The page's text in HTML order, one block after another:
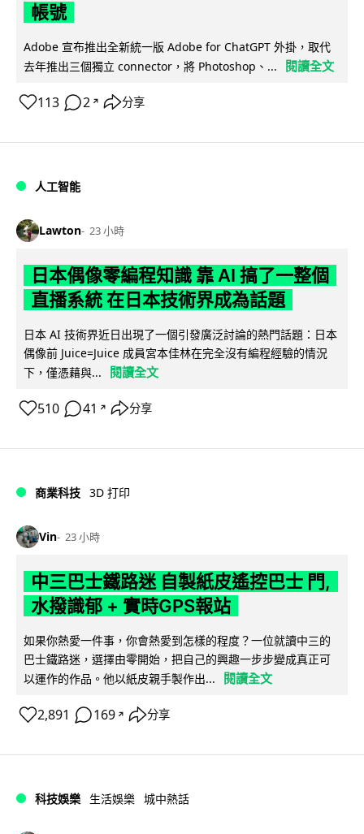
帳號
Adobe 宣布推出全新統一版 Adobe for ChatGPT 外掛，取代
去年推出三個獨立 connector，將 Photoshop、...
閱讀全文
113 2 ↗ 分享
人工智能
Lawton 23 小時
日本偶像零編程知識 靠 AI 搞了一整個
直播系統 在日本技術界成為話題
日本 AI 技術界近日出現了一個引發廣泛討論的熱門話題：日本
偶像前 Juice=Juice 成員宮本佳林在完全沒有編程經驗的情況
下，僅憑藉與...
閱讀全文
510 41 ↗ 分享
商業科技 3D 打印
Vin 23 小時
中三巴士鐵路迷 自製紙皮遙控巴士 門,
水撥識郁 + 實時GPS報站
如果你熱愛一件事，你會熱愛到怎樣的程度？一位就讀中三的
巴士鐵路迷，選擇由零開始，把自己的興趣一步步變成真正可
以運作的作品。他以紙皮親手製作出...
閱讀全文
2,891 169 ↗ 分享
科技娛樂 生活娛樂 城中熱話